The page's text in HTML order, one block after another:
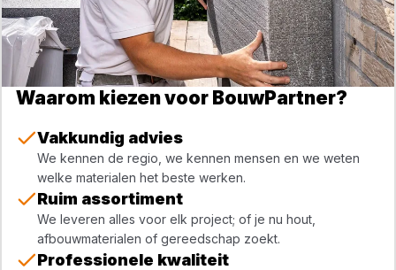
Waarom kiezen voor BouwPartner?
Vakkundig advies
We kennen de regio, we kennen mensen en we weten
welke materialen het beste werken.
Ruim assortiment
We leveren alles voor elk project; of je nu hout,
afbouwmaterialen of gereedschap zoekt.
Professionele kwaliteit